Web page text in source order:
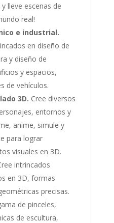
lleve escenas de
real!
e industrial.
en diseño de
y diseño de
y espacios,
de vehículos.
3D. Cree diversos
entornos y
anime, simule y
para lograr
visuales en 3D.
intrincados
en 3D, formas
precisas.
de pinceles,
de escultura,